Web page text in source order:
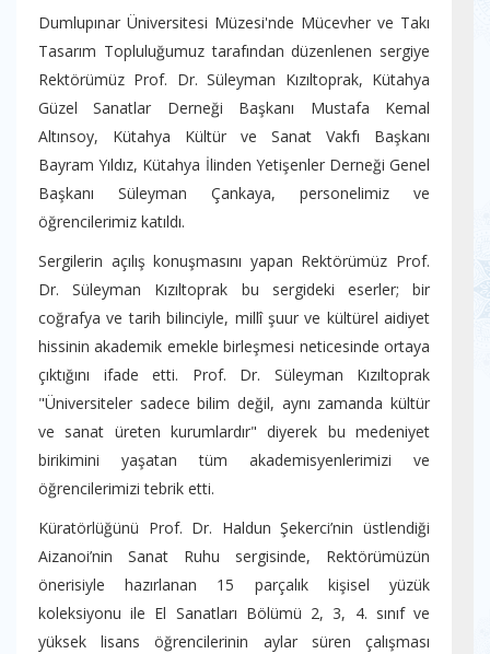
Dumlupınar Üniversitesi Müzesi'nde Mücevher ve Takı
Tasarım Topluluğumuz tarafından düzenlenen sergiye
Rektörümüz Prof. Dr. Süleyman Kızıltoprak, Kütahya
Güzel Sanatlar Derneği Başkanı Mustafa Kemal
Altınsoy, Kütahya Kültür ve Sanat Vakfı Başkanı
Bayram Yıldız, Kütahya İlinden Yetişenler Derneği Genel
Başkanı Süleyman Çankaya, personelimiz ve
öğrencilerimiz katıldı.
Sergilerin açılış konuşmasını yapan Rektörümüz Prof.
Dr. Süleyman Kızıltoprak bu sergideki eserler; bir
coğrafya ve tarih bilinciyle, millî şuur ve kültürel aidiyet
hissinin akademik emekle birleşmesi neticesinde ortaya
çıktığını ifade etti. Prof. Dr. Süleyman Kızıltoprak
"Üniversiteler sadece bilim değil, aynı zamanda kültür
ve sanat üreten kurumlardır" diyerek bu medeniyet
birikimini yaşatan tüm akademisyenlerimizi ve
öğrencilerimizi tebrik etti.
Küratörlüğünü Prof. Dr. Haldun Şekerci’nin üstlendiği
Aizanoi’nin Sanat Ruhu sergisinde, Rektörümüzün
önerisiyle hazırlanan 15 parçalık kişisel yüzük
koleksiyonu ile El Sanatları Bölümü 2, 3, 4. sınıf ve
yüksek lisans öğrencilerinin aylar süren çalışması